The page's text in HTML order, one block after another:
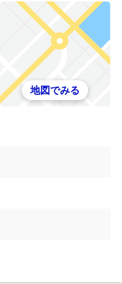
地図でみる